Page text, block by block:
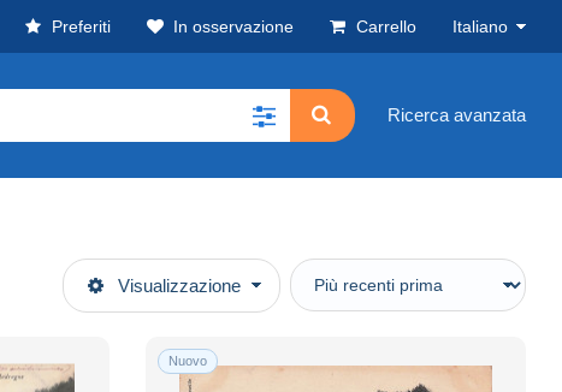
Preferiti In osservazione Carrello Italiano
Ricerca avanzata
Visualizzazione
Nuovo